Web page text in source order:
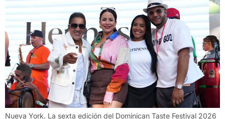
Nueva York. La sexta edición del Dominican Taste Festival 2026